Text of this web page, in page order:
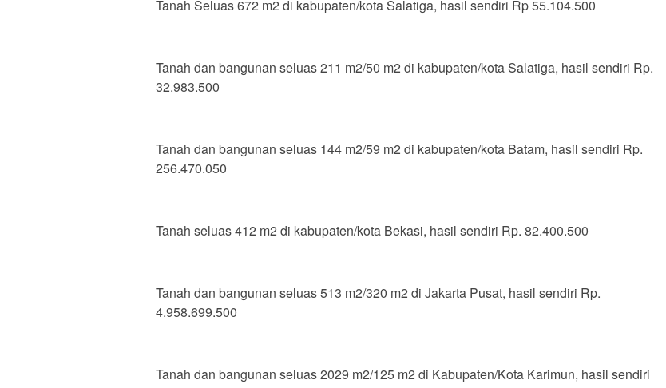
Tanah Seluas 672 m2 di kabupaten/kota Salatiga, hasil sendiri Rp 55.104.500
Tanah dan bangunan seluas 211 m2/50 m2 di kabupaten/kota Salatiga, hasil sendiri Rp.
32.983.500
Tanah dan bangunan seluas 144 m2/59 m2 di kabupaten/kota Batam, hasil sendiri Rp.
256.470.050
Tanah seluas 412 m2 di kabupaten/kota Bekasi, hasil sendiri Rp. 82.400.500
Tanah dan bangunan seluas 513 m2/320 m2 di Jakarta Pusat, hasil sendiri Rp.
4.958.699.500
Tanah dan bangunan seluas 2029 m2/125 m2 di Kabupaten/Kota Karimun, hasil sendiri